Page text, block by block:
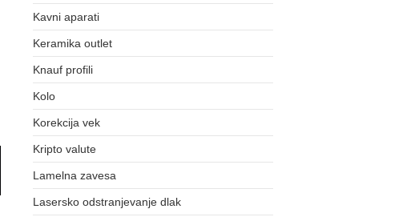
Kavni aparati
Keramika outlet
Knauf profili
Kolo
Korekcija vek
Kripto valute
Lamelna zavesa
Lasersko odstranjevanje dlak